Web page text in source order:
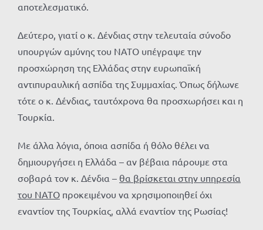
αποτελεσματικό.
Δεύτερο, γιατί ο κ. Δένδιας στην τελευταία σύνοδο
υπουργών αμύνης του ΝΑΤΟ υπέγραψε την
προσχώρηση της Ελλάδας στην ευρωπαϊκή
αντιπυραυλική ασπίδα της Συμμαχίας. Όπως δήλωνε
τότε ο κ. Δένδιας, ταυτόχρονα θα προσχωρήσει και η
Τουρκία.
Με άλλα λόγια, όποια ασπίδα ή θόλο θέλει να
δημιουργήσει η Ελλάδα – αν βέβαια πάρουμε στα
σοβαρά τον κ. Δένδια – θα βρίσκεται στην υπηρεσία
του ΝΑΤΟ προκειμένου να χρησιμοποιηθεί όχι
εναντίον της Τουρκίας, αλλά εναντίον της Ρωσίας!